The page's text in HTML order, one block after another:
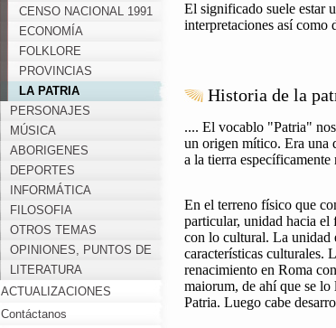
El significado suele estar
interpretaciones así como
Historia de la
.... El vocablo "Patria"
un origen mítico. Era una
a la tierra
En el terreno físico que
particular, unidad hacia el
con lo cultural. La unidad
características culturales.
renacimiento en Roma
maiorum, de ahí que se
Patria. Luego cabe
CENSO NACIONAL 1991
ECONOMÍA
FOLKLORE
PROVINCIAS
LA PATRIA
PERSONAJES
MÚSICA
ABORIGENES
DEPORTES
INFORMÁTICA
FILOSOFIA
OTROS TEMAS
OPINIONES, PUNTOS DE
VISTA, COMENTARIOS...
LITERATURA
ACTUALIZACIONES
Contáctanos